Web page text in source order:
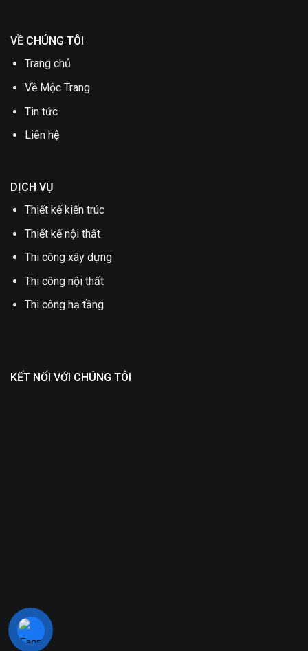
VỀ CHÚNG TÔI
Trang chủ
Về Mộc Trang
Tin tức
Liên hệ
DỊCH VỤ
Thiết kế kiến trúc
Thiết kế nội thất
Thi công xây dựng
Thi công nội thất
Thi công hạ tầng
KẾT NỐI VỚI CHÚNG TÔI